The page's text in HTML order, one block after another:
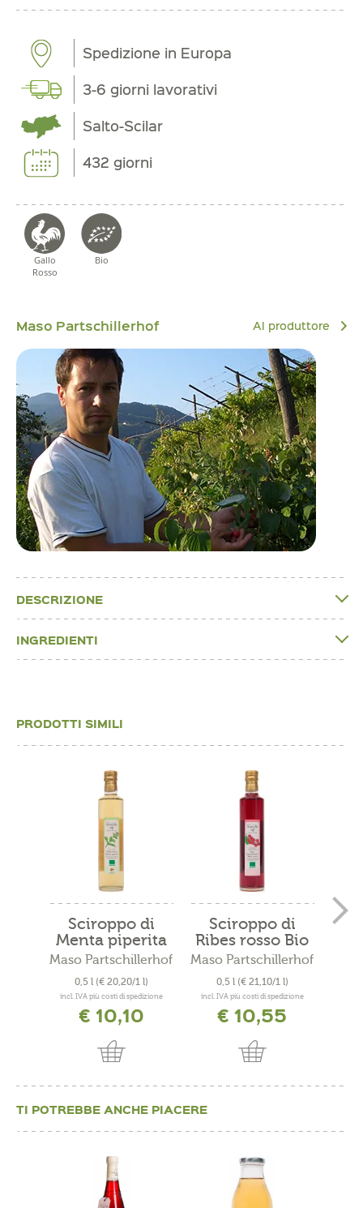
Spedizione in Europa
3-6 giorni lavorativi
Salto-Scilar
432 giorni
Gallo
Rosso
Bio
Maso Partschillerhof Al produttore
DESCRIZIONE
INGREDIENTI
PRODOTTI SIMILI
Sciroppo di
Menta piperita
Bio
Maso Partschillerhof
0,5 l (€ 20,20/1 l)
incl. IVA più costi di spedizione
€ 10,10
Sciroppo di
Ribes rosso Bio
Maso Partschillerhof
0,5 l (€ 21,10/1 l)
incl. IVA più costi di spedizione
€ 10,55
TI POTREBBE ANCHE PIACERE